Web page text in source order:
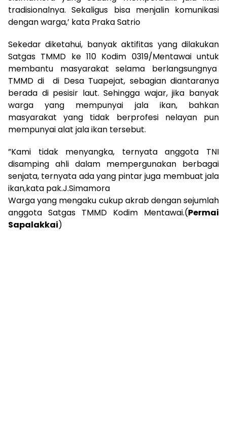
tradisionalnya. Sekaligus bisa menjalin komunikasi
dengan warga,’ kata Praka Satrio
Sekedar diketahui, banyak aktifitas yang dilakukan
Satgas TMMD ke 110 Kodim 0319/Mentawai untuk
membantu masyarakat selama berlangsungnya
TMMD di di Desa Tuapejat, sebagian diantaranya
berada di pesisir laut. Sehingga wajar, jika banyak
warga yang mempunyai jala ikan, bahkan
masyarakat yang tidak berprofesi nelayan pun
mempunyai alat jala ikan tersebut.
”Kami tidak menyangka, ternyata anggota TNI
disamping ahli dalam mempergunakan berbagai
senjata, ternyata ada yang pintar juga membuat jala
ikan,kata pak.J.Simamora
Warga yang mengaku cukup akrab dengan sejumlah
anggota Satgas TMMD Kodim Mentawai.(Permai
Sapalakkai)